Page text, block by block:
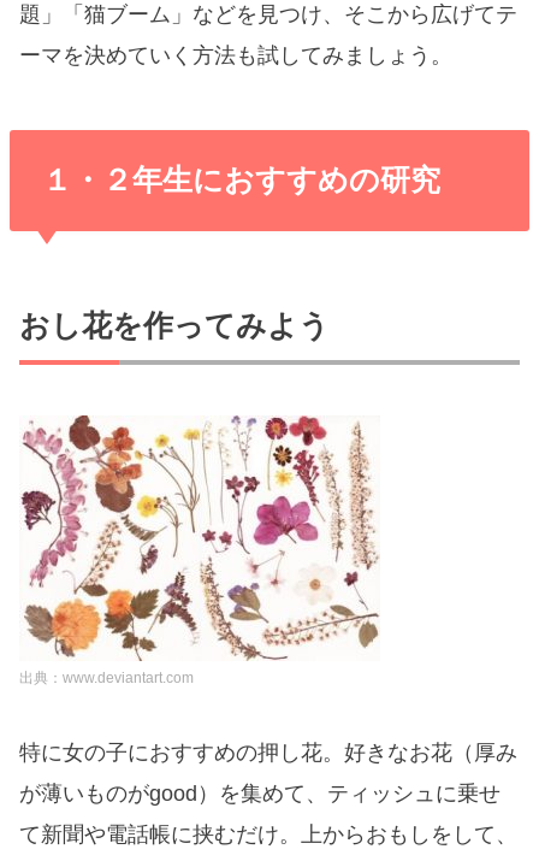
題」「猫ブーム」などを見つけ、そこから広げてテ
ーマを決めていく方法も試してみましょう。
１・２年生におすすめの研究
おし花を作ってみよう
出典：www.deviantart.com
特に女の子におすすめの押し花。好きなお花（厚み
が薄いものがgood）を集めて、ティッシュに乗せ
て新聞や電話帳に挟むだけ。上からおもしをして、